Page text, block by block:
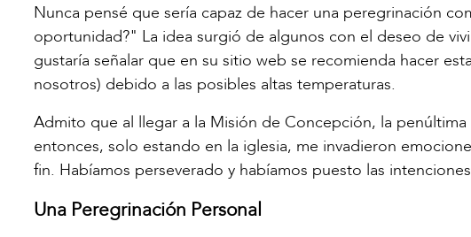
Nunca pensé que sería capaz de hacer una peregrinación
oportunidad?" La idea surgió de algunos con el deseo de
gustaría señalar que en su sitio web se recomienda hacer
nosotros) debido a las posibles altas temperaturas.
Admito que al llegar a la Misión de Concepción, la
entonces, solo estando en la iglesia, me invadieron
fin. Habíamos perseverado y habíamos puesto las
Una Peregrinación Personal